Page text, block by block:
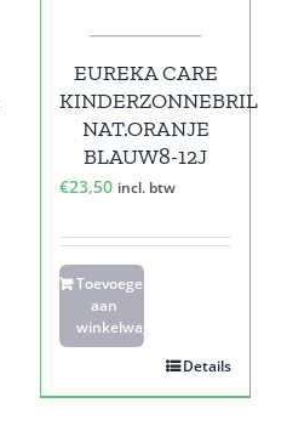
EUREKA CARE
KINDERZONNEBRIL
NAT.ORANJE
BLAUW8-12J
€23,50 incl. btw
Toevoegen
aan
winkelwagen
Details